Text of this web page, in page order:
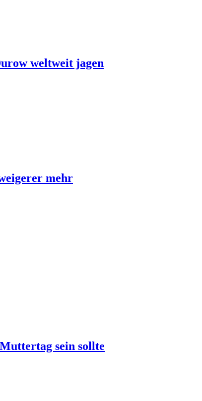
weltweit jagen
mehr
sein sollte